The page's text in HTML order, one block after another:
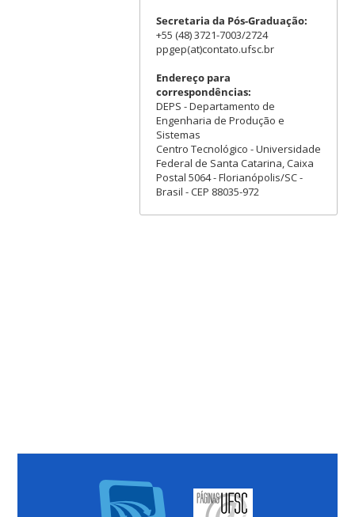
Secretaria da Pós-Graduação:
+55 (48) 3721-7003/2724
ppgep(at)contato.ufsc.br
Endereço para
correspondências:
DEPS - Departamento de
Engenharia de Produção e
Sistemas
Centro Tecnológico - Universidade
Federal de Santa Catarina, Caixa
Postal 5064 - Florianópolis/SC -
Brasil - CEP 88035-972